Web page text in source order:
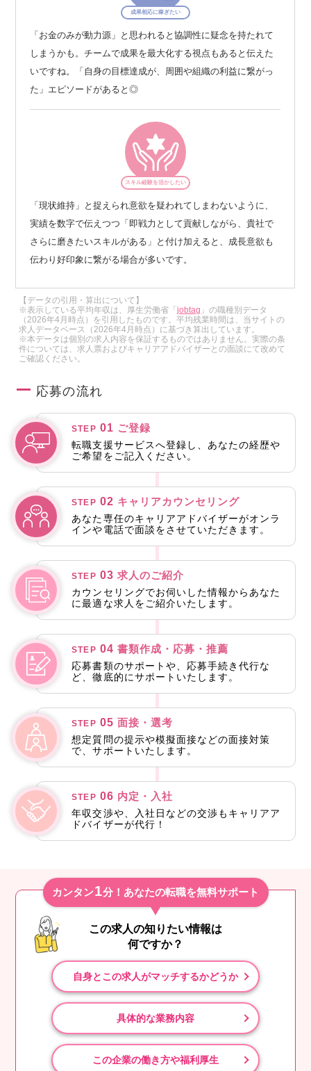
成果相応に稼ぎたい
「お金のみが動力源」と思われると協調性に疑念を持たれて
しまうかも。チームで成果を最大化する視点もあると伝えた
いですね。「自身の目標達成が、周囲や組織の利益に繋がっ
た」エピソードがあると◎
スキル経験を活かしたい
「現状維持」と捉えられ意欲を疑われてしまわないように、
実績を数字で伝えつつ「即戦力として貢献しながら、貴社で
さらに磨きたいスキルがある」と付け加えると、成長意欲も
伝わり好印象に繋がる場合が多いです。
【データの引用・算出について】
※表示している平均年収は、厚生労働省「jobtag 」の職種別データ
（2026年4月時点）を引用したものです。平均残業時間は、当サイトの
求人データベース（2026年4月時点）に基づき算出しています。
※本データは個別の求人内容を保証するものではありません。実際の条
件については、求人票およびキャリアアドバイザーとの面談にて改めて
ご確認ください。
応募の流れ
STEP 01 ご登録
転職支援サービスへ登録し、あなたの経歴や
ご希望をご記入ください。
STEP 02 キャリアカウンセリング
あなた専任のキャリアアドバイザーがオンラ
インや電話で面談をさせていただきます。
STEP 03 求人のご紹介
カウンセリングでお伺いした情報からあなた
に最適な求人をご紹介いたします。
STEP 04 書類作成・応募・推薦
応募書類のサポートや、応募手続き代行な
ど、徹底的にサポートいたします。
STEP 05 面接・選考
想定質問の提示や模擬面接などの面接対策
で、サポートいたします。
STEP 06 内定・入社
年収交渉や、入社日などの交渉もキャリアア
ドバイザーが代行！
カンタン1分！あなたの転職を無料サポート
この求人の知りたい情報は
何ですか？
自身とこの求人がマッチするかどうか
具体的な業務内容
この企業の働き方や福利厚生